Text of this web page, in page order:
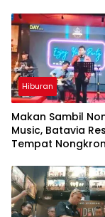
Hiburan
Makan Sambil
Music, Batavia
Tempat